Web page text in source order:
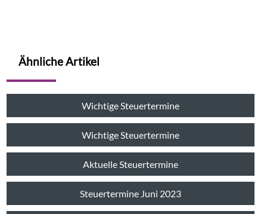
Ähnliche Artikel
Wichtige Steuertermine
Wichtige Steuertermine
Aktuelle Steuertermine
Steuertermine Juni 2023